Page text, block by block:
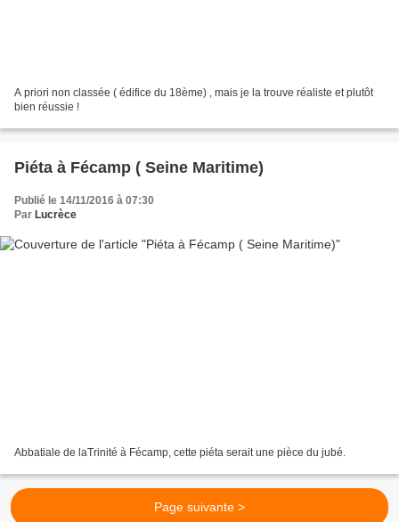
A priori non classée ( édifice du 18ème) , mais je la trouve réaliste et plutôt
bien réussie !
Piéta à Fécamp ( Seine Maritime)
Publié le 14/11/2016 à 07:30
Par Lucrèce
Abbatiale de laTrinité à Fécamp, cette piéta serait une pièce du jubé.
Page suivante >